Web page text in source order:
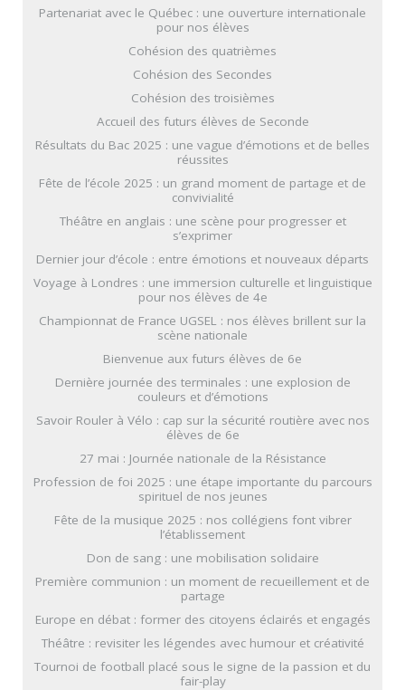
Partenariat avec le Québec : une ouverture internationale
pour nos élèves
Cohésion des quatrièmes
Cohésion des Secondes
Cohésion des troisièmes
Accueil des futurs élèves de Seconde
Résultats du Bac 2025 : une vague d’émotions et de belles
réussites
Fête de l’école 2025 : un grand moment de partage et de
convivialité
Théâtre en anglais : une scène pour progresser et
s’exprimer
Dernier jour d’école : entre émotions et nouveaux départs
Voyage à Londres : une immersion culturelle et linguistique
pour nos élèves de 4e
Championnat de France UGSEL : nos élèves brillent sur la
scène nationale
Bienvenue aux futurs élèves de 6e
Dernière journée des terminales : une explosion de
couleurs et d’émotions
Savoir Rouler à Vélo : cap sur la sécurité routière avec nos
élèves de 6e
27 mai : Journée nationale de la Résistance
Profession de foi 2025 : une étape importante du parcours
spirituel de nos jeunes
Fête de la musique 2025 : nos collégiens font vibrer
l’établissement
Don de sang : une mobilisation solidaire
Première communion : un moment de recueillement et de
partage
Europe en débat : former des citoyens éclairés et engagés
Théâtre : revisiter les légendes avec humour et créativité
Tournoi de football placé sous le signe de la passion et du
fair-play